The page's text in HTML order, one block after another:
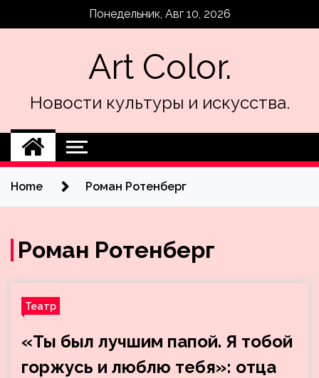
Понедельник, Авг 10, 2026
Art Color.
Новости культуры и искусства.
Home Роман Ротенберг
Роман Ротенберг
Театр
«Ты был лучшим папой. Я тобой
горжусь и люблю тебя»: отца